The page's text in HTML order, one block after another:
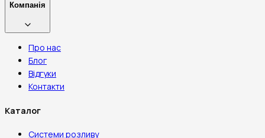
Компанія
Про нас
Блог
Відгуки
Контакти
Каталог
Системи розливу